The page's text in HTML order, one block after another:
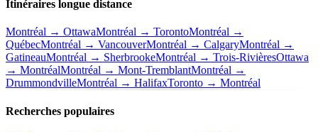
Itinéraires longue distance
Montréal → OttawaMontréal → TorontoMontréal →
QuébecMontréal → VancouverMontréal → CalgaryMontréal →
GatineauMontréal → SherbrookeMontréal → Trois-RivièresOttawa
→ MontréalMontréal → Mont-TremblantMontréal →
DrummondvilleMontréal → HalifaxToronto → Montréal
Recherches populaires